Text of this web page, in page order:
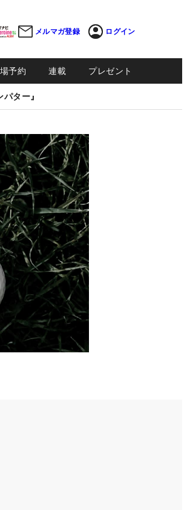
メルマガ登録 ログイン
予約 連載 プレゼント
ター』